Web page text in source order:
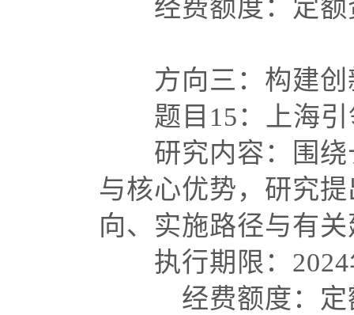
经费额度：定额
方向三：构建创
题目 15：上海
研究内容：围绕
与核心优势，研究
向、实施路径与有
执行期限：
经费额度：定额